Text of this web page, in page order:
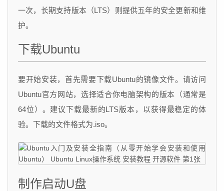
一次，长期支持版本（LTS）则提供五年的安全更新和维
护。
下载Ubuntu
要开始安装，首先需要下载Ubuntu的镜像文件。请访问
Ubuntu官方网站，选择适合你电脑架构的版本（通常是
64位）。建议下载最新的LTS版本，以获得最稳定的体
验。下载的文件格式为.iso。
制作启动U盘